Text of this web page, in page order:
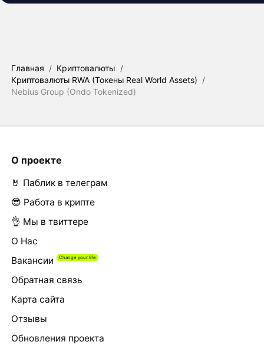
Главная / Криптовалюты /
Криптовалюты RWA (Токены Real World Assets) /
Nebius Group (Ondo Tokenized)
О проекте
🤘 Паблик в телеграм
😎 Работа в крипте
👌 Мы в твиттере
О Нас
Вакансии
Обратная связь
Карта сайта
Отзывы
Обновления проекта